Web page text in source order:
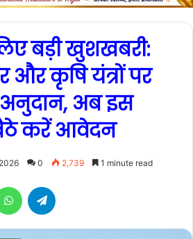
बड़ी खुशखबरी:
और कृषि यंत्रों पर
अनुदान, अब इस
करें आवेदन
0 2,739 1 minute read